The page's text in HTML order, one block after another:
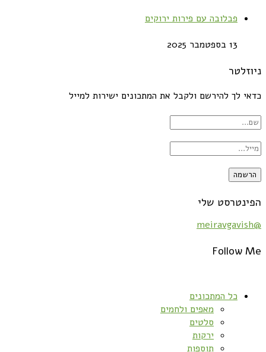
פבלובה עם פירות ירוקים
13 בספטמבר 2025
ניוזלטר
כדאי לך להירשם ולקבל את המתכונים ישירות למייל
הפינטרסט שלי
@meiravgavish
Follow Me
כל המתכונים
מאפים ולחמים
סלטים
ירקות
תוספות